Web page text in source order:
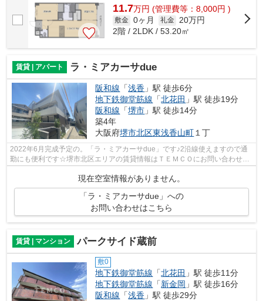
11.7万円 (管理費等：8,000円 )
敷金 0ヶ月 礼金 20万円
2階 / 2LDK / 53.20㎡
賃貸 | アパート ラ・ミアカーサdue
阪和線 「浅香 」駅 徒歩6分
地下鉄御堂筋線 「北花田 」駅 徒歩19分
阪和線 「堺市 」駅 徒歩14分
築4年
大阪府堺市北区東浅香山町 １丁
2022年6月完成予定の。「ラ・ミアカーサdue」です♪2沿線使えますので通
勤にも便利です☆堺市北区エリアの賃貸情報はＴＥＭＣＯにお問い合わせく
ださい。ご連絡はお電話06-6769-1065、E...
現在空室情報がありません。
「ラ・ミアカーサdue」への
お問い合わせはこちら
賃貸 | マンション パークサイド蔵前
敷0
地下鉄御堂筋線 「北花田 」駅 徒歩11分
地下鉄御堂筋線 「新金岡 」駅 徒歩16分
阪和線 「浅香 」駅 徒歩29分